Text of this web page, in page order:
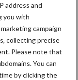
address and
you with
campaign
collecting precise
Please note that
You can
by clicking the
tegen
in de
Erfcoaching
bij grote